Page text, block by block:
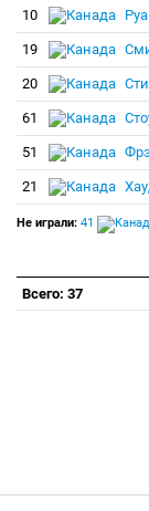
10
19
20
61
51
21
Не играли: 41
Всего: 37